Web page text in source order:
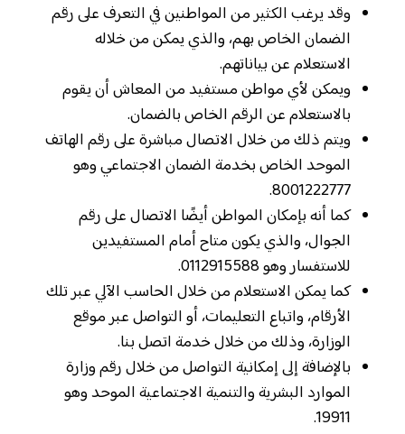
وقد يرغب الكثير من المواطنين في التعرف على رقم
الضمان الخاص بهم، والذي يمكن من خلاله
الاستعلام عن بياناتهم.
ويمكن لأي مواطن مستفيد من المعاش أن يقوم
بالاستعلام عن الرقم الخاص بالضمان.
ويتم ذلك من خلال الاتصال مباشرة على رقم الهاتف
الموحد الخاص بخدمة الضمان الاجتماعي وهو
8001222777.
كما أنه بإمكان المواطن أيضًا الاتصال على رقم
الجوال، والذي يكون متاح أمام المستفيدين
للاستفسار وهو 0112915588.
كما يمكن الاستعلام من خلال الحاسب الآلي عبر تلك
الأرقام، واتباع التعليمات، أو التواصل عبر موقع
الوزارة، وذلك من خلال خدمة اتصل بنا.
بالإضافة إلى إمكانية التواصل من خلال رقم وزارة
الموارد البشرية والتنمية الاجتماعية الموحد وهو
19911.